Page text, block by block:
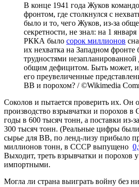
В конце 1941 года Жуков
фронтом, где столкнулся с
было и то, чего Жуков, из-за
секретности, не знал: на 1
РККА было сорок миллионов
их нехватка на Западном фронте
трудностями незапланированной
общим дефицитом. Быть может,
его преувеличенные
ВВ и порохом? / ©Wikimedia
Соколов и пытается проверить их. Он
производство взрывчатки и порохов
годы в 600 тысяч тонн, а поставки из-
300 тысяч тонн. (Реальные цифры
сырье для ВВ, по ленд-лизу прибыло
миллионов тонн, в СССР выпущено
Выходит, треть взрывчатки и порохов
импортными.
Могла ли страна выиграть войну без